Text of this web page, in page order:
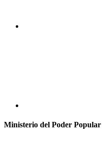
Ministerio del Poder